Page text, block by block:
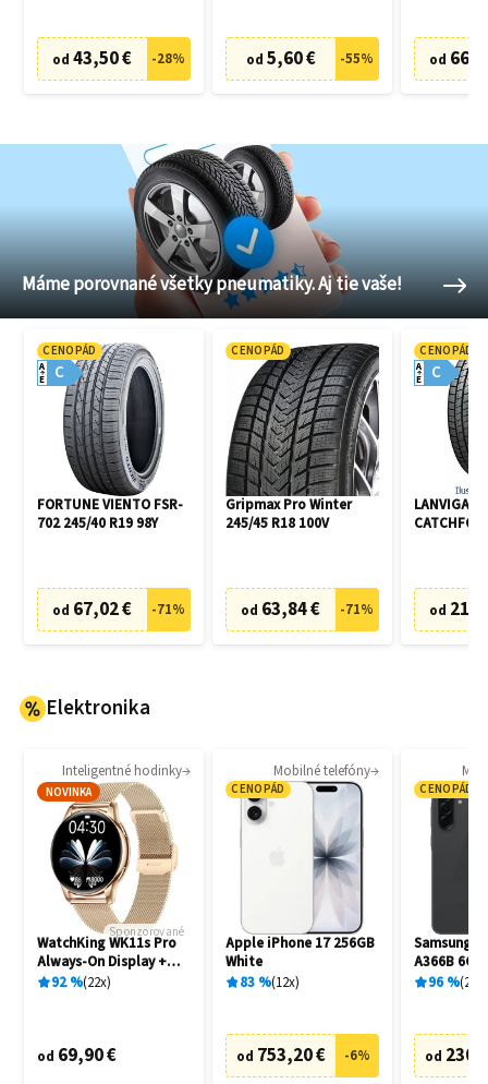
od 43,50 € -28% od 5,60 € -55% od
Máme porovnané všetky pneumatiky. Aj tie vaše!
CENOPÁD
C
A
E
FORTUNE VIENTO FSR-
702 245/40 R19 98Y
od 67,02 € -71%
CENOPÁD
Gripmax Pro Winter
245/45 R18 100V
od 63,84 € -71%
CENOPÁD
C
A
E
od
Elektronika
Inteligentné hodinky
NOVINKA
Sponzorované
WatchKing WK11s Pro
Always-On Display +
Extra remienok
92% 22x
od 69,90 €
Mobilné telefóny
CENOPÁD
Apple iPhone 17 256GB
White
83% 12x
od 753,20 € -6%
CENOPÁD
Samsung
A366B
Awesome
96% 20
od